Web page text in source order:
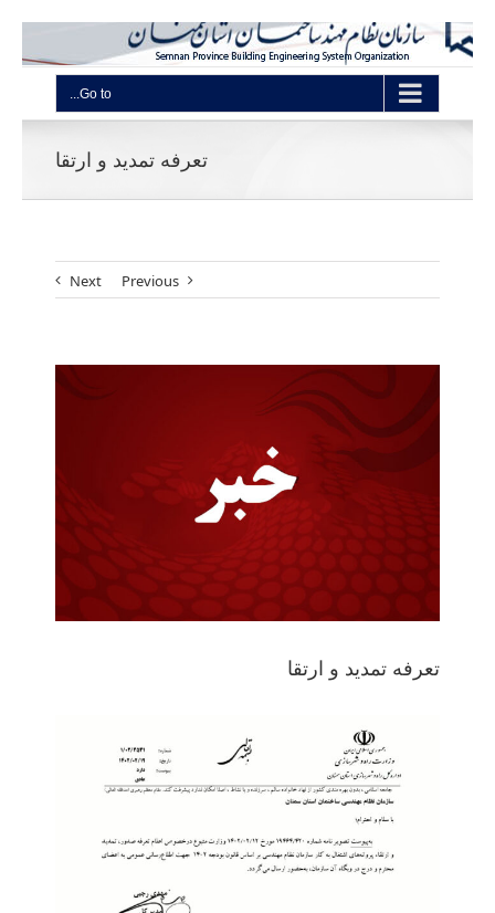
Go to...
تعرفه تمدید و ارتقا
Previous
Next
View
Image
تعرفه تمدید و ارتقا